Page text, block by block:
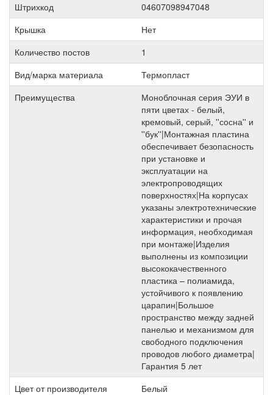
Штрихкод
04607098947048
Крышка
Нет
Количество постов
1
Вид/марка материала
Термопласт
Преимущества
Моноблочная серия ЭУИ в
пяти цветах - белый,
кремовый, серый, ''сосна'' и
''бук''|Монтажная пластина
обеспечивает безопасность
при установке и
эксплуатации на
электропроводящих
поверхностях|На корпусах
указаны электротехнические
характеристики и прочая
информация, необходимая
при монтаже|Изделия
выполнены из композиции
высококачественного
пластика – полиамида,
устойчивого к появлению
царапин|Большое
пространство между задней
панелью и механизмом для
свободного подключения
проводов любого диаметра|
Гарантия 5 лет
Цвет от производителя
Белый